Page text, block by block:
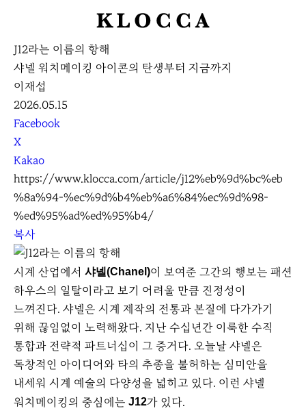
K
O
C
J12라는 이름의 항해
샤넬 워치메이킹 아이콘의 탄생부터 지금까지
이재섭
2026.05.15
S
N
S
S
h
a
r
e
Facebook
X
Kakao
https://www.klocca.com/article/j12%eb%9d%bc%eb
%8a%94-%ec%9d%b4%eb%a6%84%ec%9d%98-
%ed%95%ad%ed%95%b4/
복사
시계 산업에서 샤넬(Chanel)이 보여준 그간의 행보는 패션
하우스의 일탈이라고 보기 어려울 만큼 진정성이
느껴진다. 샤넬은 시계 제작의 전통과 본질에 다가가기
위해 끊임없이 노력해왔다. 지난 수십년간 이룩한 수직
통합과 전략적 파트너십이 그 증거다. 오늘날 샤넬은
독창적인 아이디어와 타의 추종을 불허하는 심미안을
내세워 시계 예술의 다양성을 넓히고 있다. 이런 샤넬
워치메이킹의 중심에는 J12가 있다.